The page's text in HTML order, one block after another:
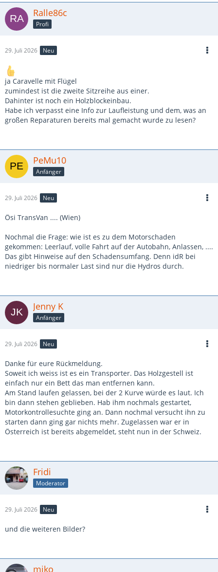
Ralle86c
Profi
29. Juli 2026 Neu
ja Caravelle mit Flügel
zumindest ist die zweite Sitzreihe aus einer.
Dahinter ist noch ein Holzblockeinbau.
Habe ich verpasst eine Info zur Laufleistung und dem, was an
großen Reparaturen bereits mal gemacht wurde zu lesen?
PeMu10
Anfänger
29. Juli 2026 Neu
Ösi TransVan .... (Wien)
Nochmal die Frage: wie ist es zu dem Motorschaden
gekommen: Leerlauf, volle Fahrt auf der Autobahn, Anlassen, ....
Das gibt Hinweise auf den Schadensumfang. Denn idR bei
niedriger bis normaler Last sind nur die Hydros durch.
Jenny K
Anfänger
29. Juli 2026 Neu
Danke für eure Rückmeldung.
Soweit ich weiss ist es ein Transporter. Das Holzgestell ist
einfach nur ein Bett das man entfernen kann.
Am Stand laufen gelassen, bei der 2 Kurve würde es laut. Ich
bin dann stehen geblieben. Hab ihm nochmals gestartet,
Motorkontrollesuchte ging an. Dann nochmal versucht ihn zu
starten dann ging gar nichts mehr. Zugelassen war er in
Österreich ist bereits abgemeldet, steht nun in der Schweiz.
Fridi
Moderator
29. Juli 2026 Neu
und die weiteren Bilder?
miko